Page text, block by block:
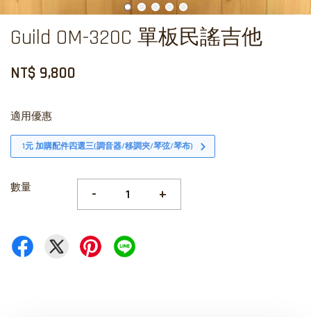
Guild OM-320C 單板民謠吉他
NT$ 9,800
適用優惠
1元 加購配件四選三(調音器/移調夾/琴弦/琴布)
數量 - +